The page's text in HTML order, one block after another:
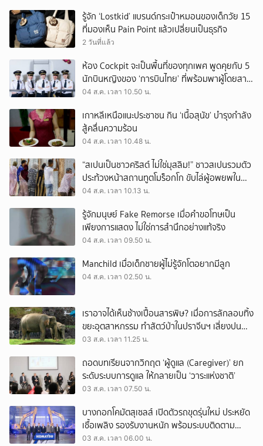
รู้จัก ‘Lostkid’ แบรนด์กระเป๋าหมอนของเด็กวัย 15
ที่มองเห็น Pain Point แล้วเปลี่ยนเป็นธุรกิจ
2 วันที่แล้ว
ห้อง Cockpit จะเป็นพื้นที่ของทุกเพศ พูดคุยกับ 5
นักบินหญิงของ ‘การบินไทย’ ที่พร้อมพาผู้โดยสาร
บินไปทั่วโลก
04 ส.ค. เวลา 10.50 น.
เกาหลีเหนือแนะประชาชน กิน ‘เนื้อสุนัข’ บำรุงกำลัง
สู้คลื่นความร้อน
04 ส.ค. เวลา 10.48 น.
“สเปนเป็นชาวคริสต์ ไม่ใช่มุสลิม!” ชาวสเปนรวมตัว
ประท้วงหน้าสถานทูตโมร็อกโก ขับไล่ผู้อพยพใน
เมืองเซวตาออกนอกประเทศ
04 ส.ค. เวลา 10.13 น.
รู้จักมนุษย์ Fake Remorse เมื่อคำขอโทษเป็น
เพียงการแสดง ไม่ใช่การสำนึกอย่างแท้จริง
04 ส.ค. เวลา 09.50 น.
Manchild เมื่อเด็กชายผู้ไม่รู้จักโตอยากมีลูก
04 ส.ค. เวลา 02.50 น.
เราอาจได้เห็นช้างเปื้อนสารพิษ? เมื่อการลักลอบทิ้ง
ขยะอุตสาหกรรม ทำสัตว์ป่าในปราจีนฯ เสี่ยงปน
เปื้อน
03 ส.ค. เวลา 11.25 น.
ถอดบทเรียนจากวิกฤต ‘ผู้ดูแล (Caregiver)’ ยก
ระดับระบบการดูแล ให้กลายเป็น ‘วาระแห่งชาติ’
03 ส.ค. เวลา 07.50 น.
บางกอกโคมัตสุเซลส์ เปิดตัวรถขุดรุ่นใหม่ ประหยัด
เชื้อเพลิง รองรับงานหนัก พร้อมระบบติดตาม
เครื่องจักรผ่านดาวเทียม
03 ส.ค. เวลา 06.00 น.